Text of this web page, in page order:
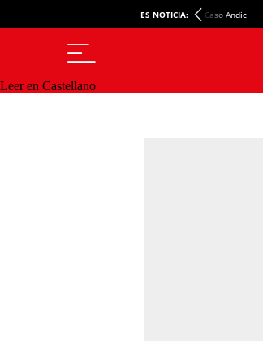
ES NOTICIA: Caso Andic
Leer en Castellano